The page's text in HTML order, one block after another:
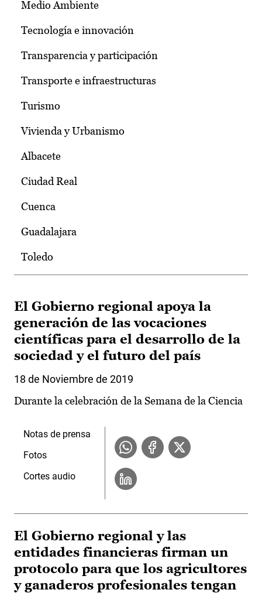
Medio Ambiente
Tecnología e innovación
Transparencia y participación
Transporte e infraestructuras
Turismo
Vivienda y Urbanismo
Albacete
Ciudad Real
Cuenca
Guadalajara
Toledo
El Gobierno regional apoya la
generación de las vocaciones
científicas para el desarrollo de la
sociedad y el futuro del país
18 de Noviembre de 2019
Durante la celebración de la Semana de la Ciencia
Notas de prensa
Fotos
Cortes audio
El Gobierno regional y las
entidades financieras firman un
protocolo para que los agricultores
y ganaderos profesionales tengan